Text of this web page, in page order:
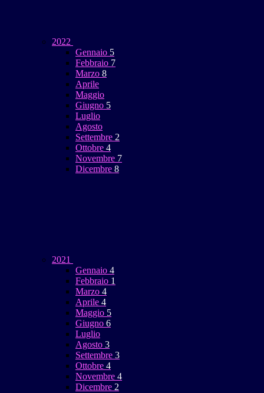
2022
Gennaio 5
Febbraio 7
Marzo 8
Aprile
Maggio
Giugno 5
Luglio
Agosto
Settembre 2
Ottobre 4
Novembre 7
Dicembre 8
2021
Gennaio 4
Febbraio 1
Marzo 4
Aprile 4
Maggio 5
Giugno 6
Luglio
Agosto 3
Settembre 3
Ottobre 4
Novembre 4
Dicembre 2